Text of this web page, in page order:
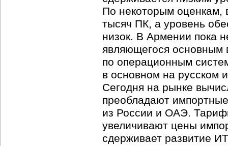
По некоторым оценкам,
тысяч ПК, а уровень
низок. В Армении пока
являющегося основным
по операционным
в основном на русском
Сегодня на рынке
преобладают
из России и ОАЭ.
увеличивают цены
сдерживает развитие